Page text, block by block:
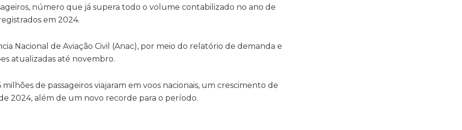
número que já supera todo o volume contabilizado no ano de
em 2024.
Nacional de Aviação Civil (Anac), por meio do relatório de demanda e
atualizadas até novembro.
de passageiros viajaram em voos nacionais, um crescimento de
2024, além de um novo recorde para o período.